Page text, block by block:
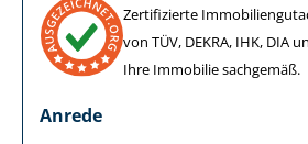
Zertifizierte
von TÜV, DEKRA, IHK, DIA
Ihre Immobilie sachgemäß.
Anrede